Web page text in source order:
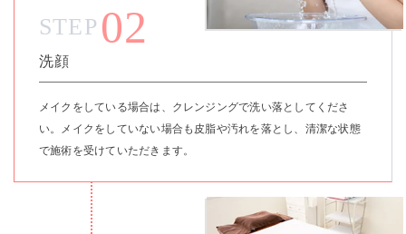
STEP 02
洗顔
メイクをしている場合は、クレンジングで洗い落としてくださ
い。メイクをしていない場合も皮脂や汚れを落とし、清潔な状態
で施術を受けていただきます。